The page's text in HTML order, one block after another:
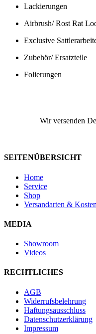
Lackierungen
Airbrush/ Rost Rat
Exclusive
Zubehör/ Ersatzteile
Folierungen
Wir versenden
SEITENÜBERSICHT
Home
Service
Shop
Versandarten & Kosten
MEDIA
Showroom
Videos
RECHTLICHES
AGB
Widerrufsbelehrung
Haftungsausschluss
Datenschutzerklärung
Impressum